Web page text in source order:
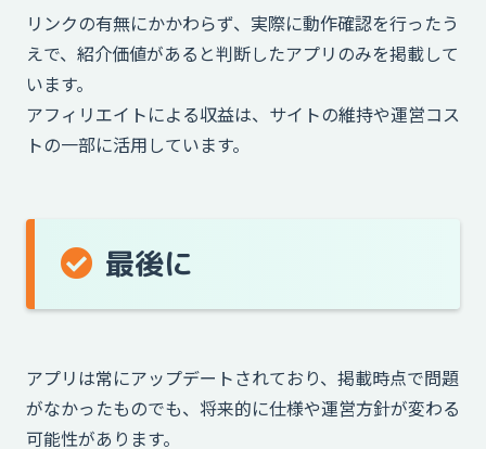
リンクの有無にかかわらず、実際に動作確認を行ったう
えで、紹介価値があると判断したアプリのみを掲載して
います。
アフィリエイトによる収益は、サイトの維持や運営コス
トの一部に活用しています。
最後に
アプリは常にアップデートされており、掲載時点で問題
がなかったものでも、将来的に仕様や運営方針が変わる
可能性があります。